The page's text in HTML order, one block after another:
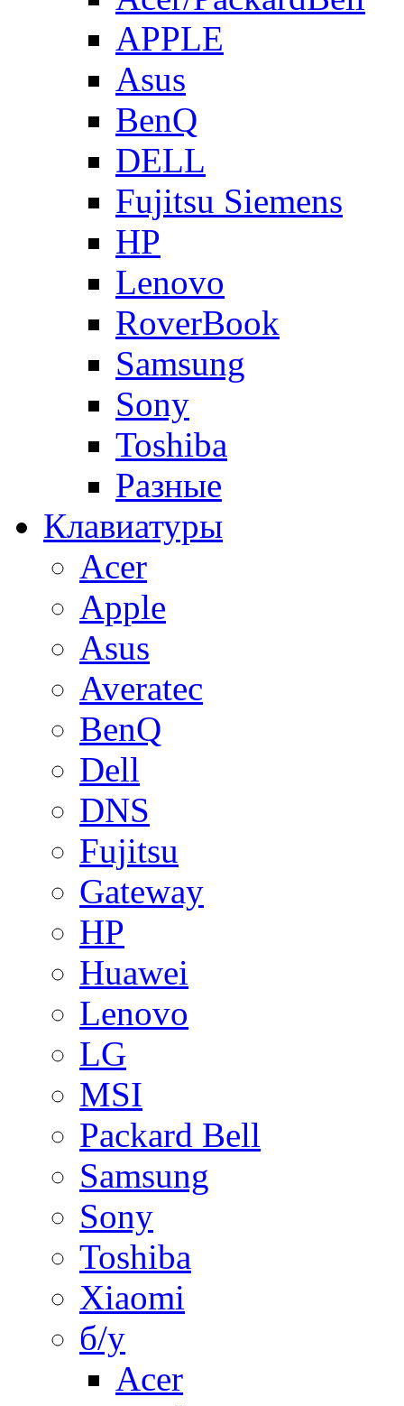
APPLE
Asus
BenQ
DELL
Fujitsu Siemens
HP
Lenovo
RoverBook
Samsung
Sony
Toshiba
Разные
Клавиатуры
Acer
Apple
Asus
Averatec
BenQ
Dell
DNS
Fujitsu
Gateway
HP
Huawei
Lenovo
LG
MSI
Packard Bell
Samsung
Sony
Toshiba
Xiaomi
б/у
Acer